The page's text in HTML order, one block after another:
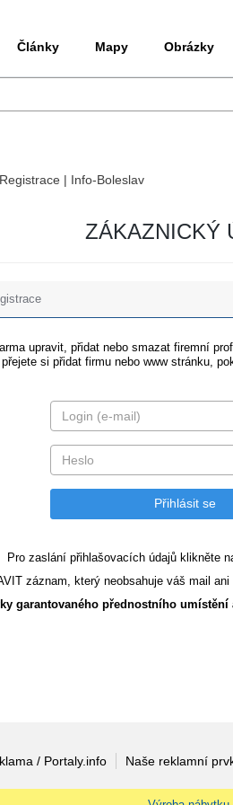
Články Mapy Obrázky
| Info-Boleslav
ZÁKAZNICKÝ
upravit, přidat nebo smazat firemní
si přidat firmu nebo www stránku,
Pro zaslání přihlašovacích údajů klikněte
záznam, který neobsahuje váš mail
garantovaného přednostního umístění
/ Portaly.info Naše reklamní